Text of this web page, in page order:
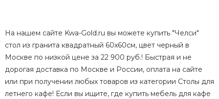
На нашем сайте Kwa-Gold.ru вы можете купить "Челси"
стол из гранита квадратный 60х60см, цвет черный в
Москве по низкой цене за 22 900 руб.! Быстрая и не
дорогая доставка по Москве и России, оплата на сайте
или при получении любых товаров из категории Столы для
летнего кафе! Если вы ищите, где купить мебель для кафе